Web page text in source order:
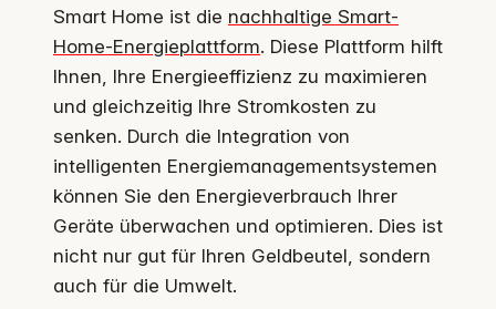
Smart Home ist die nachhaltige Smart-
Home-Energieplattform. Diese Plattform hilft
Ihnen, Ihre Energieeffizienz zu maximieren
und gleichzeitig Ihre Stromkosten zu
senken. Durch die Integration von
intelligenten Energiemanagementsystemen
können Sie den Energieverbrauch Ihrer
Geräte überwachen und optimieren. Dies ist
nicht nur gut für Ihren Geldbeutel, sondern
auch für die Umwelt.